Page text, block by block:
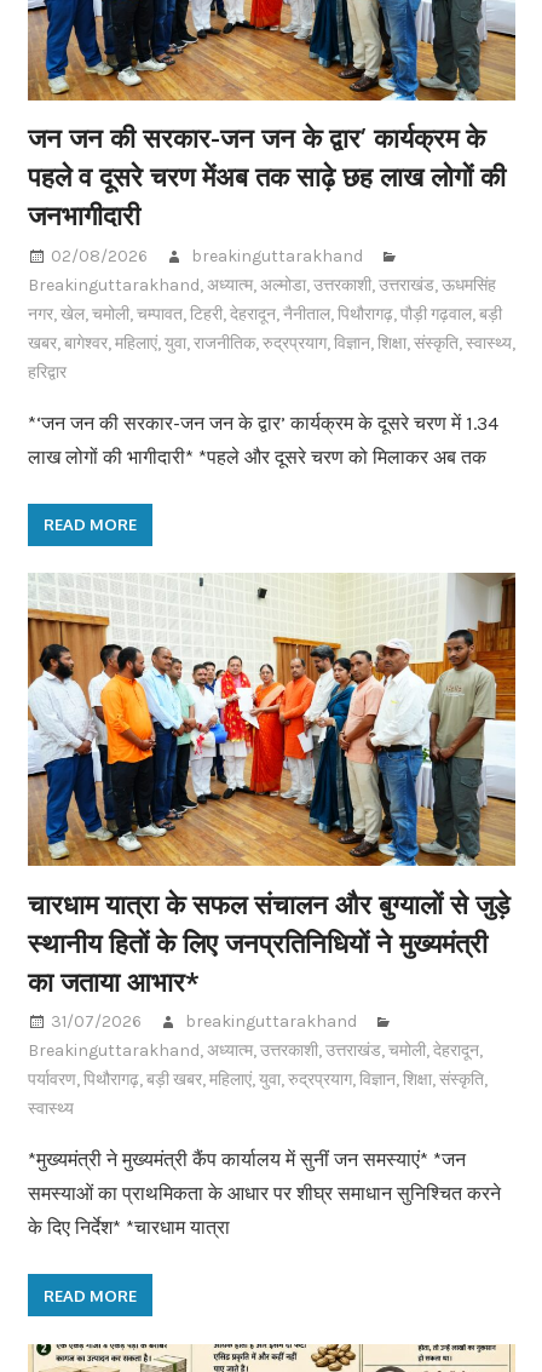
जन जन की सरकार-जन जन के द्वार’ कार्यक्रम के
पहले व दूसरे चरण मेंअब तक साढ़े छह लाख लोगों की
जनभागीदारी
02/08/2026
breakinguttarakhand
Breakinguttarakhand,अध्यात्म,अल्मोडा,उत्तरकाशी,उत्तराखंड,ऊधमसिंह
नगर,खेल,चमोली,चम्पावत,टिहरी,देहरादून,नैनीताल,पिथौरागढ़,पौड़ी गढ़वाल,बड़ी
खबर,बागेश्वर,महिलाएं,युवा,राजनीतिक,रुद्रप्रयाग,विज्ञान,शिक्षा,संस्कृति,स्वास्थ्य,
हरिद्वार
*‘जन जन की सरकार-जन जन के द्वार’ कार्यक्रम के दूसरे चरण में 1.34
लाख लोगों की भागीदारी* *पहले और दूसरे चरण को मिलाकर अब तक
READ MORE
चारधाम यात्रा के सफल संचालन और बुग्यालों से जुड़े
स्थानीय हितों के लिए जनप्रतिनिधियों ने मुख्यमंत्री
का जताया आभार*
31/07/2026
breakinguttarakhand
Breakinguttarakhand,अध्यात्म,उत्तरकाशी,उत्तराखंड,चमोली,देहरादून,
पर्यावरण,पिथौरागढ़,बड़ी खबर,महिलाएं,युवा,रुद्रप्रयाग,विज्ञान,शिक्षा,संस्कृति,
स्वास्थ्य
*मुख्यमंत्री ने मुख्यमंत्री कैंप कार्यालय में सुनीं जन समस्याएं* *जन
समस्याओं का प्राथमिकता के आधार पर शीघ्र समाधान सुनिश्चित करने
के दिए निर्देश* *चारधाम यात्रा
READ MORE